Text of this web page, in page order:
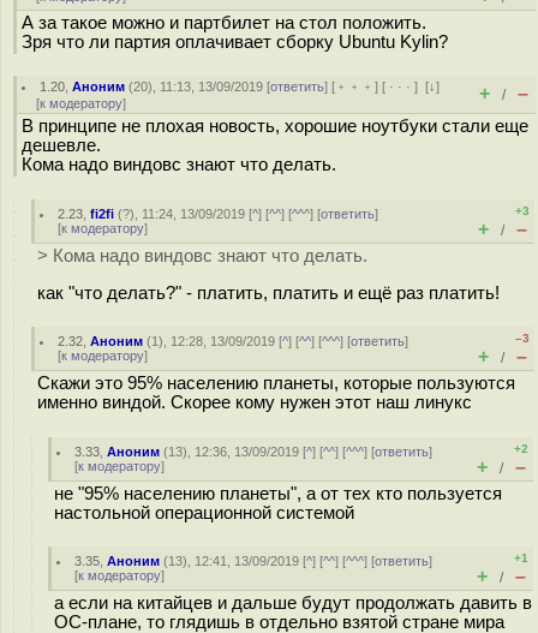
А за такое можно и партбилет на стол положить.
Зря что ли партия оплачивает сборку Ubuntu Kylin?
1.20 ,Аноним (20), 11:13, 13/09/2019 [ответить] [ ﹢﹢﹢] [ · · ·][↓]
[к модератору] + / –
В принципе не плохая новость, хорошие ноутбуки стали еще
дешевле.
Кома надо виндовс знают что делать.
2.23 ,fi2fi (?), 11:24, 13/09/2019 [^] [^^] [^^^] [ответить]
[к модератору]
+3
+ / –
> Кома надо виндовс знают что делать.
как "что делать?" - платить, платить и ещё раз платить!
2.32 ,Аноним (1), 12:28, 13/09/2019 [^] [^^] [^^^] [ответить]
[к модератору]
–3
+ / –
Скажи это 95% населению планеты, которые пользуются
именно виндой. Скорее кому нужен этот наш линукс
3.33 ,Аноним (13), 12:36, 13/09/2019 [^] [^^] [^^^] [ответить]
[к модератору]
+2
+ / –
не "95% населению планеты", а от тех кто пользуется
настольной операционной системой
3.35 ,Аноним (13), 12:41, 13/09/2019 [^] [^^] [^^^] [ответить]
[к модератору]
+1
+ / –
а если на китайцев и дальше будут продолжать давить в
ОС-плане, то глядишь в отдельно взятой стране мира